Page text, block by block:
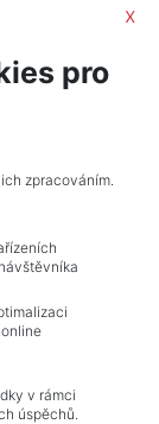
x
pro
zpracováním.
v rámci
úspěchů.